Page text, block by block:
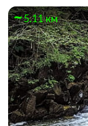
5.11 км